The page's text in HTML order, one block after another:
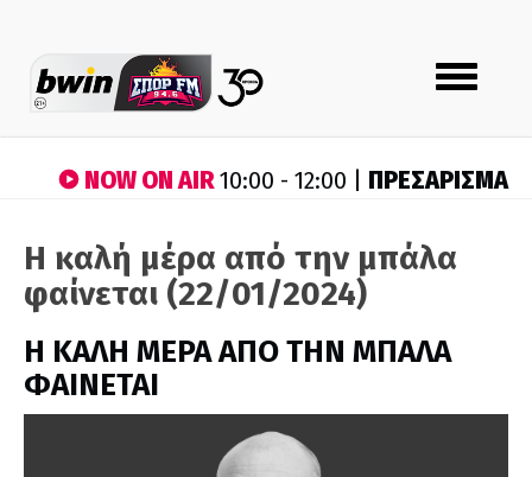
Toggle
navigation
NOW ON AIR10:00 - 12:00 | ΠΡΕΣΑΡΙΣΜΑ
H καλή μέρα από την μπάλα
φαίνεται (22/01/2024)
H ΚΑΛΗ ΜΕΡΑ ΑΠΟ ΤΗΝ ΜΠΑΛΑ
ΦΑΙΝΕΤΑΙ